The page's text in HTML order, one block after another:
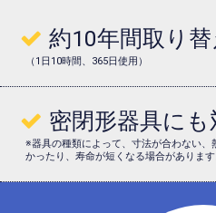
約10年間取り替
（1日10時間、365日使用）
密閉形器具にも
※器具の種類によって、寸法が合わない
かったり、寿命が短くなる場合があります